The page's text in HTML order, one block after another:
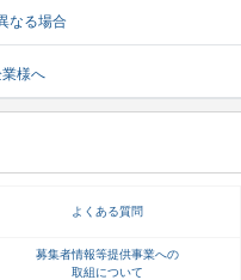
お役立ち記事・相談室など
就活チャンネル
なる場合
様へ
よくある質問
募集者情報等提供事業への
取組について